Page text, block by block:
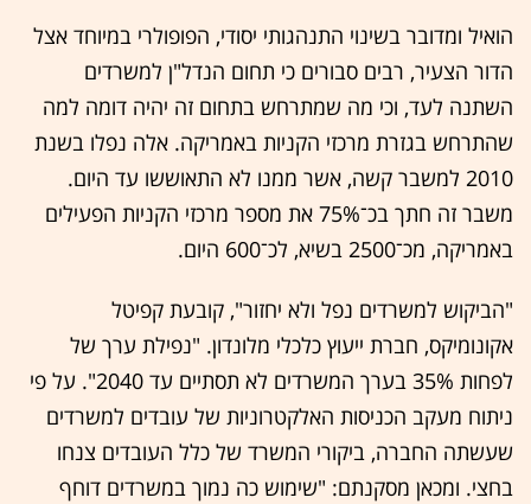
הואיל ומדובר בשינוי התנהגותי יסודי, הפופולרי במיוחד אצל
הדור הצעיר, רבים סבורים כי תחום הנדל"ן למשרדים
השתנה לעד, וכי מה שמתרחש בתחום זה יהיה דומה למה
שהתרחש בגזרת מרכזי הקניות באמריקה. אלה נפלו בשנת
2010 למשבר קשה, אשר ממנו לא התאוששו עד היום.
משבר זה חתך בכ־75% את מספר מרכזי הקניות הפעילים
באמריקה, מכ־2500 בשיא, לכ־600 היום.
"הביקוש למשרדים נפל ולא יחזור", קובעת קפיטל
אקונומיקס, חברת ייעוץ כלכלי מלונדון. "נפילת ערך של
לפחות 35% בערך המשרדים לא תסתיים עד 2040". על פי
ניתוח מעקב הכניסות האלקטרוניות של עובדים למשרדים
שעשתה החברה, ביקורי המשרד של כלל העובדים צנחו
בחצי. ומכאן מסקנתם: "שימוש כה נמוך במשרדים דוחף